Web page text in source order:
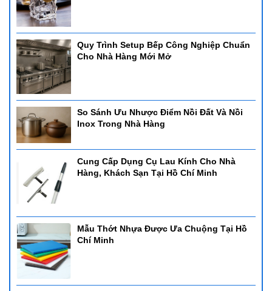
Quy Trình Setup Bếp Công Nghiệp Chuẩn
Cho Nhà Hàng Mới Mở
So Sánh Ưu Nhược Điểm Nồi Đất Và Nồi
Inox Trong Nhà Hàng
Cung Cấp Dụng Cụ Lau Kính Cho Nhà
Hàng, Khách Sạn Tại Hồ Chí Minh
Mẫu Thớt Nhựa Được Ưa Chuộng Tại Hồ
Chí Minh